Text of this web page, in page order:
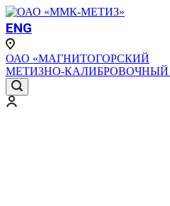
ENG
ОАО «МАГНИТОГОРСКИЙ
МЕТИЗНО-КАЛИБРОВОЧНЫЙ